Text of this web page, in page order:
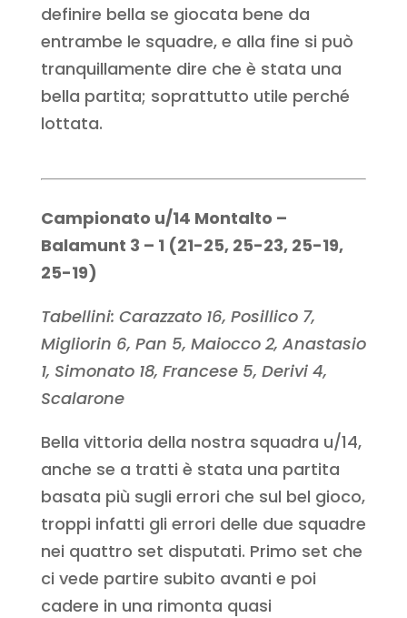
definire bella se giocata bene da
entrambe le squadre, e alla fine si può
tranquillamente dire che è stata una
bella partita; soprattutto utile perché
lottata.
Campionato u/14 Montalto –
Balamunt 3 – 1 (21-25, 25-23, 25-19,
25-19)
Tabellini: Carazzato 16, Posillico 7,
Migliorin 6, Pan 5, Maiocco 2, Anastasio
1, Simonato 18, Francese 5, Derivi 4,
Scalarone
Bella vittoria della nostra squadra u/14,
anche se a tratti è stata una partita
basata più sugli errori che sul bel gioco,
troppi infatti gli errori delle due squadre
nei quattro set disputati. Primo set che
ci vede partire subito avanti e poi
cadere in una rimonta quasi